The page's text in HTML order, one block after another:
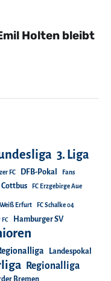
Holten bleibt
3. Liga
FC DFB-Pokal Fans
Cottbus FC Erzgebirge Aue
Weiß Erfurt FC Schalke 04
FC Hamburger SV
Landespokal
Regionalliga